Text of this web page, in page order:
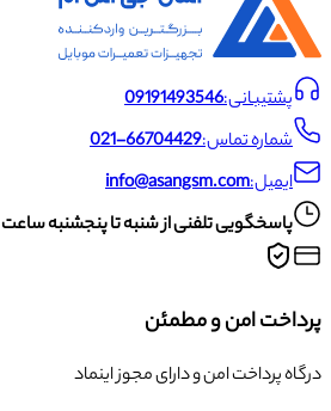
پشتیبانی:09191493546
شماره تماس:021-66704429
ایمیل:info@asangsm.com
پاسخگویی تلفنی از شنبه تا پنجشنبه ساعت ۱۰ الی ۱۹
پرداخت امن و مطمئن
درگاه پرداخت امن و دارای مجوز اینماد